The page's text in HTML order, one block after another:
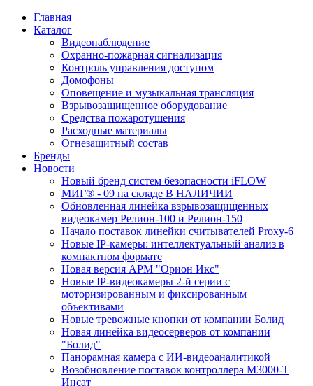
Главная
Каталог
Видеонаблюдение
Охранно-пожарная сигнализация
Контроль управления доступом
Домофоны
Оповещение и музыкальная трансляция
Взрывозащищенное оборудование
Средства пожаротушения
Расходные материалы
Огнезащитный состав
Бренды
Новости
Новый бренд систем безопасности iFLOW
МИГ® - 09 на складе В НАЛИЧИИ
Обновленная линейка взрывозащищенных
видеокамер Релион-100 и Релион-150
Начало поставок линейки считывателей Proxy-6
Новые IP-камеры: интеллектуальный анализ в
компактном формате
Новая версия АРМ "Орион Икс"
Новые IP-видеокамеры 2-й серии с
моторизированным и фиксированным
объективами
Новые тревожные кнопки от компании Болид
Новая линейка видеосерверов от компании
"Болид"
Панорамная камера с ИИ-видеоаналитикой
Возобновление поставок контроллера М3000-Т
Инсат